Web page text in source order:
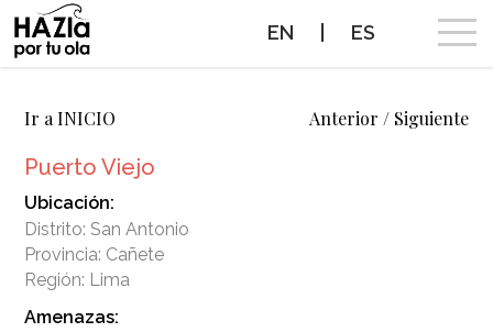
CAMPAÑA
OLAS A PROTEGER
OLAS PROTEGIDAS
NOTICIAS
EN ES
Ir a INICIO Anterior / Siguiente
Puerto Viejo
Ubicación:
Distrito: San Antonio
Provincia: Cañete
Región: Lima
Amenazas: